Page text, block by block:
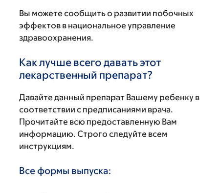
Вы можете сообщить о развитии побочных
эффектов в национальное управление
здравоохранения.
Как лучше всего давать этот
лекарственный препарат?
Давайте данный препарат Вашему ребенку в
соответствии с предписаниями врача.
Прочитайте всю предоставленную Вам
информацию. Строго следуйте всем
инструкциям.
Все формы выпуска: